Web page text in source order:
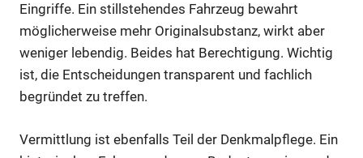
Eingriffe. Ein stillstehendes Fahrzeug bewahrt
möglicherweise mehr Originalsubstanz, wirkt aber
weniger lebendig. Beides hat Berechtigung. Wichtig
ist, die Entscheidungen transparent und fachlich
begründet zu treffen.
Vermittlung ist ebenfalls Teil der Denkmalpflege. Ein